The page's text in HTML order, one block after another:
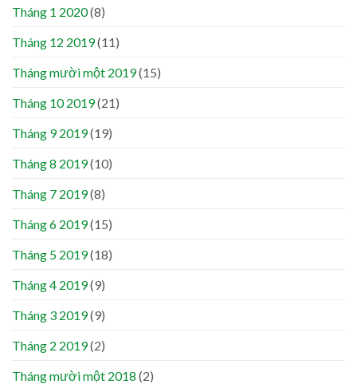
Tháng 1 2020(8)
Tháng 12 2019(11)
Tháng mười một 2019(15)
Tháng 10 2019(21)
Tháng 9 2019(19)
Tháng 8 2019(10)
Tháng 7 2019(8)
Tháng 6 2019(15)
Tháng 5 2019(18)
Tháng 4 2019(9)
Tháng 3 2019(9)
Tháng 2 2019(2)
Tháng mười một 2018 (2)